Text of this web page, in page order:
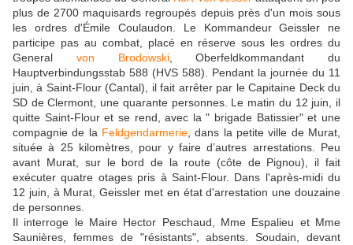
plus de 2700 maquisards regroupés depuis près d'un mois sous
les ordres d'Émile Coulaudon. Le Kommandeur Geissler ne
participe pas au combat, placé en réserve sous les ordres du
General von Brodowski, Oberfeldkommandant du
Hauptverbindungsstab 588 (HVS 588). Pendant la journée du 11
juin, à Saint-Flour (Cantal), il fait arrêter par le Capitaine Deck du
SD de Clermont, une quarante personnes. Le matin du 12 juin, il
quitte Saint-Flour et se rend, avec la " brigade Batissier" et une
compagnie de la Feldgendarmerie, dans la petite ville de Murat,
située à 25 kilomètres, pour y faire d’autres arrestations. Peu
avant Murat, sur le bord de la route (côte de Pignou), il fait
exécuter quatre otages pris à Saint-Flour. Dans l'après-midi du
12 juin, à Murat, Geissler met en état d'arrestation une douzaine
de personnes.
Il interroge le Maire Hector Peschaud, Mme Espalieu et Mme
Saunières, femmes de "résistants", absents. Soudain, devant